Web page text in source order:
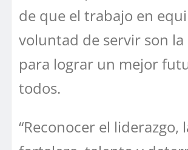
de que el trabajo en
voluntad de servir son la
para lograr un mejor
todos.
“Reconocer el liderazgo,